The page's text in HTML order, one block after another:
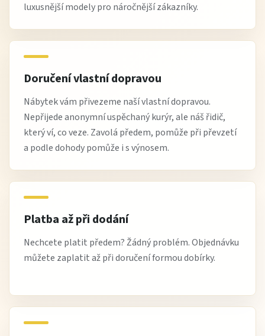
luxusnější modely pro náročnější zákazníky.
Doručení vlastní dopravou
Nábytek vám přivezeme naší vlastní dopravou.
Nepřijede anonymní uspěchaný kurýr, ale náš řidič,
který ví, co veze. Zavolá předem, pomůže při převzetí
a podle dohody pomůže i s výnosem.
Platba až při dodání
Nechcete platit předem? Žádný problém. Objednávku
můžete zaplatit až při doručení formou dobírky.